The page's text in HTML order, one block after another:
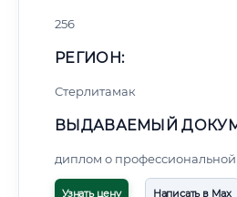
256
РЕГИОН:
Стерлитамак
ВЫДАВАЕМЫЙ
диплом о
Узнать цену Написать в Max